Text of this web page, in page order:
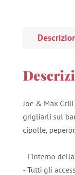
Joe & Max
grigliarli sul
cipolle,
- L'interno
- Tutti gli